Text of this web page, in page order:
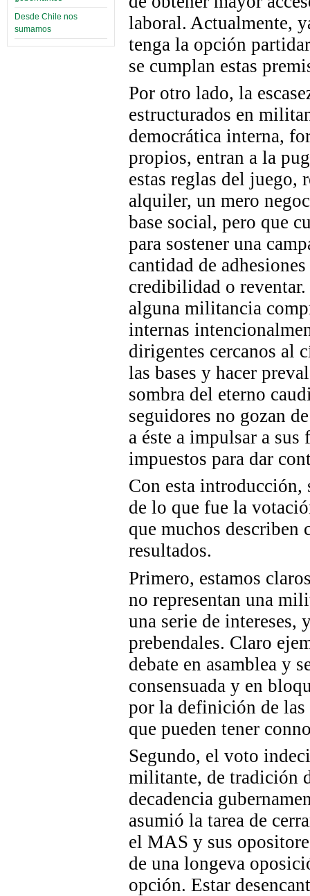
Desde Chile nos
sumamos
laboral. Actualmente,
tenga la opción
se cumplan estas
Por otro lado, la
estructurados en
democrática interna,
propios, entran a la
estas reglas del juego,
alquiler, un mero
base social, pero que
para sostener una
cantidad de
credibilidad o
alguna militancia
internas
dirigentes cercanos al
las bases y hacer
sombra del eterno
seguidores no gozan
a éste a impulsar a
impuestos para dar
Con esta introducción,
de lo que fue la
que muchos describen
resultados.
Primero, estamos
no representan una
una serie de intereses,
prebendales. Claro
debate en asamblea y
consensuada y en
por la definición de las
que pueden tener
Segundo, el voto
militante, de tradición
decadencia
asumió la tarea de
el MAS y sus
de una longeva
opción. Estar